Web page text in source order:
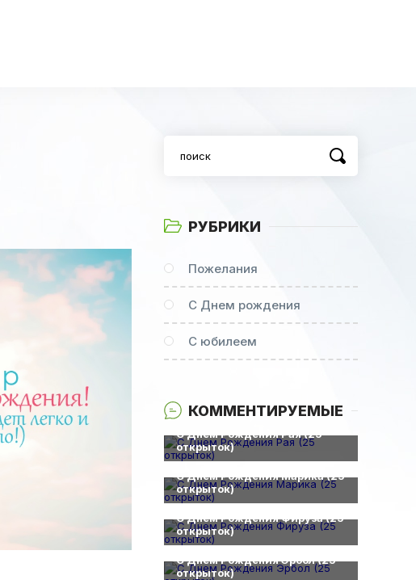
РУБРИКИ
Пожелания
С Днем рождения
С юбилеем
КОММЕНТИРУЕМЫЕ
С Днем Рождения Рая (25
открыток)
0
С Днем Рождения Марика (25
открыток)
С Днем Рождения Фируза (25
открыток)
С Днем Рождения Эрбол (25
открыток)